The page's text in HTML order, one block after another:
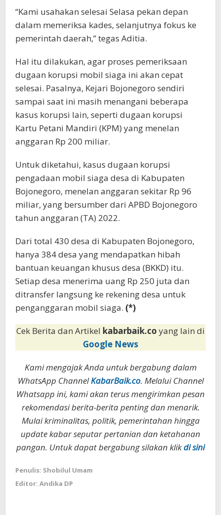
“Kami usahakan selesai Selasa pekan depan
dalam memeriksa kades, selanjutnya fokus ke
pemerintah daerah,” tegas Aditia.
Hal itu dilakukan, agar proses pemeriksaan
dugaan korupsi mobil siaga ini akan cepat
selesai. Pasalnya, Kejari Bojonegoro sendiri
sampai saat ini masih menangani beberapa
kasus korupsi lain, seperti dugaan korupsi
Kartu Petani Mandiri (KPM) yang menelan
anggaran Rp 200 miliar.
Untuk diketahui, kasus dugaan korupsi
pengadaan mobil siaga desa di Kabupaten
Bojonegoro, menelan anggaran sekitar Rp 96
miliar, yang bersumber dari APBD Bojonegoro
tahun anggaran (TA) 2022.
Dari total 430 desa di Kabupaten Bojonegoro,
hanya 384 desa yang mendapatkan hibah
bantuan keuangan khusus desa (BKKD) itu.
Setiap desa menerima uang Rp 250 juta dan
ditransfer langsung ke rekening desa untuk
penganggaran mobil siaga. (*)
Cek Berita dan Artikel kabarbaik.co yang lain di
Google News
Kami mengajak Anda untuk bergabung dalam
WhatsApp ChannelKabarBaik.co. Melalui Channel
Whatsapp ini, kami akan terus mengirimkan pesan
rekomendasi berita-berita penting dan menarik.
Mulai kriminalitas, politik, pemerintahan hingga
update kabar seputar pertanian dan ketahanan
pangan. Untuk dapat bergabung silakan klikdi sini
Penulis: Shobilul Umam
Editor: Andika DP